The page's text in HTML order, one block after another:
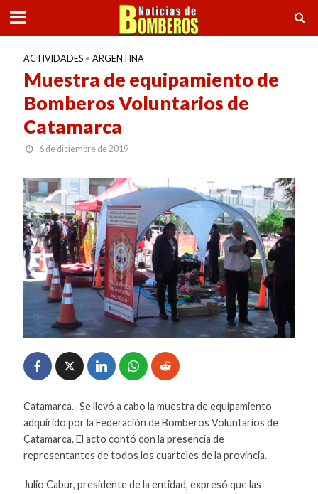
ACTIVIDADES • ARGENTINA
Muestra de equipamiento de
Bomberos Voluntarios de
Catamarca
6 de diciembre de 2019
Catamarca.- Se llevó a cabo la muestra de equipamiento
adquirido por la Federación de Bomberos Voluntarios de
Catamarca. El acto contó con la presencia de
representantes de todos los cuarteles de la provincia.
Julio Cabur, presidente de la entidad, expresó que las